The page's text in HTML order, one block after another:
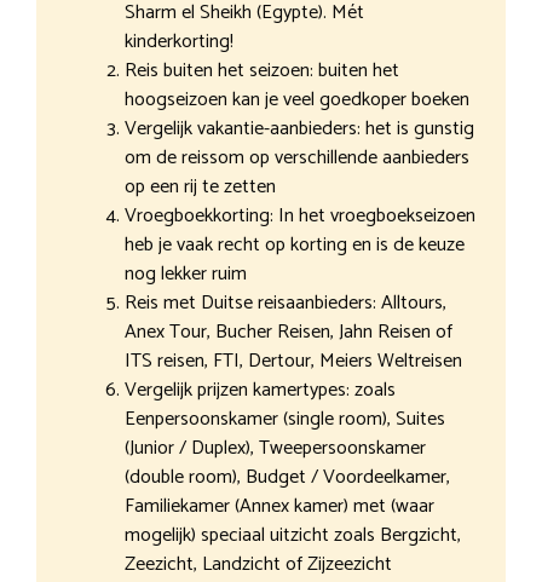
Sharm el Sheikh (Egypte). Mét
kinderkorting!
Reis buiten het seizoen: buiten het
hoogseizoen kan je veel goedkoper boeken
Vergelijk vakantie-aanbieders: het is gunstig
om de reissom op verschillende aanbieders
op een rij te zetten
Vroegboekkorting: In het vroegboekseizoen
heb je vaak recht op korting en is de keuze
nog lekker ruim
Reis met Duitse reisaanbieders: Alltours,
Anex Tour, Bucher Reisen, Jahn Reisen of
ITS reisen, FTI, Dertour, Meiers Weltreisen
Vergelijk prijzen kamertypes: zoals
Eenpersoonskamer (single room), Suites
(Junior / Duplex), Tweepersoonskamer
(double room), Budget / Voordeelkamer,
Familiekamer (Annex kamer) met (waar
mogelijk) speciaal uitzicht zoals Bergzicht,
Zeezicht, Landzicht of Zijzeezicht